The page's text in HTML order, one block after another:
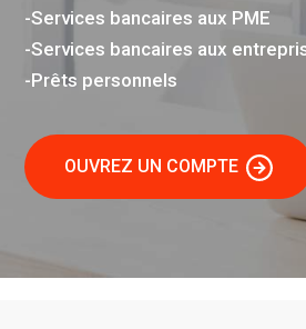
Services bancaires aux PME
Services bancaires aux entreprises
Prêts personnels
OUVREZ UN COMPTE